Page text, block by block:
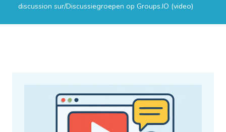
discussion sur/Discussiegroepen op Groups.IO (video)